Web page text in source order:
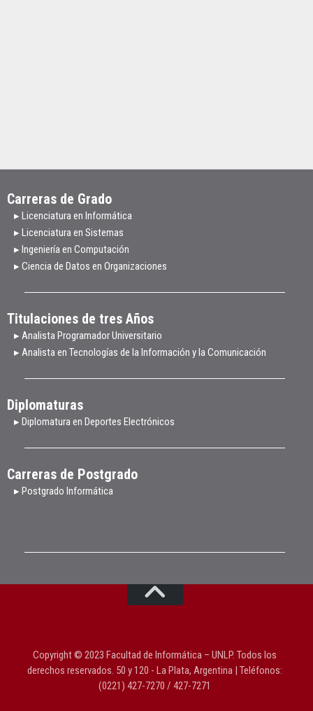
Carreras de Grado
▸ Licenciatura en Informática
▸ Licenciatura en Sistemas
▸ Ingeniería en Computación
▸ Ciencia de Datos en Organizaciones
Titulaciones de tres Años
▸ Analista Programador Universitario
▸ Analista en Tecnologías de la Información y la Comunicación
Diplomaturas
▸ Diplomatura en Deportes Electrónicos
Carreras de Postgrado
▸ Postgrado Informática
Copyright © 2023 Facultad de Informática – UNLP. Todos los
derechos reservados. 50 y 120 - La Plata, Argentina | Teléfonos:
(0221) 427-7270 / 427-7271